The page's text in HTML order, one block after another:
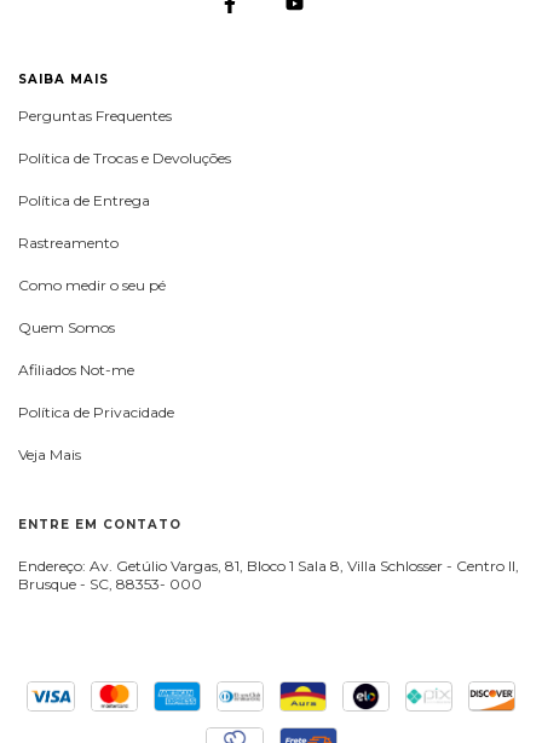
SAIBA MAIS
Perguntas Frequentes
Política de Trocas e Devoluções
Política de Entrega
Rastreamento
Como medir o seu pé
Quem Somos
Afiliados Not-me
Política de Privacidade
Veja Mais
ENTRE EM CONTATO
Endereço: Av. Getúlio Vargas, 81, Bloco 1 Sala 8, Villa Schlosser - Centro II,
Brusque - SC, 88353- 000